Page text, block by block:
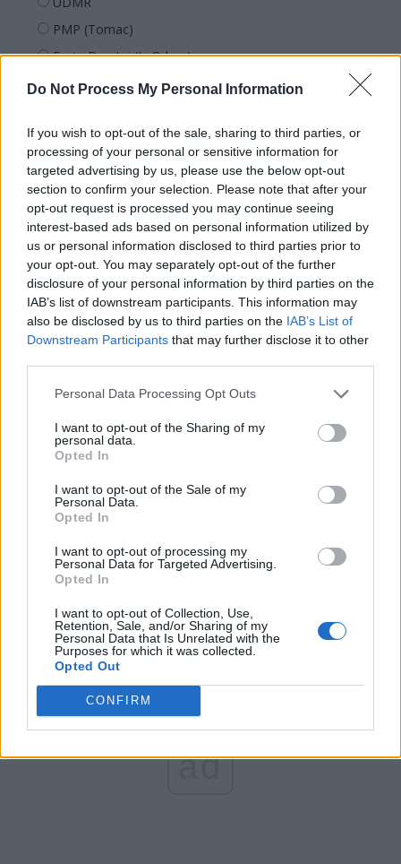
Do Not Process My Personal Information
If you wish to opt-out of the sale, sharing to third parties, or
processing of your personal or sensitive information for
targeted advertising by us, please use the below opt-out
section to confirm your selection. Please note that after your
opt-out request is processed you may continue seeing
interest-based ads based on personal information utilized by
us or personal information disclosed to third parties prior to
your opt-out. You may separately opt-out of the further
disclosure of your personal information by third parties on the
IAB’s list of downstream participants. This information may
also be disclosed by us to third parties on the IAB’s List of
Downstream Participants that may further disclose it to other
Personal Data Processing Opt Outs
I want to opt-out of the Sharing of my
personal data.
Opted In
I want to opt-out of the Sale of my
Personal Data.
Opted In
I want to opt-out of processing my
Personal Data for Targeted Advertising.
Opted In
I want to opt-out of Collection, Use,
Retention, Sale, and/or Sharing of my
Personal Data that Is Unrelated with the
Purposes for which it was collected.
Opted Out
CONFIRM
PMP (Tomac)
Forța Dreptei (L. Orban)
PNȚMM
SENS
SOS (Șoșoacă)
POT (Gavrilă)
PACE (Peia)
Acțiunea Conservatoare (Târziu)
PDF (Lazarus)
PUSL (D. Voiculescu)
PNȚCD (Pavelescu)
PNCR (Terheș)
România pe Primul Loc (Ponta)
Altul
Arhiva sondajelor
ad